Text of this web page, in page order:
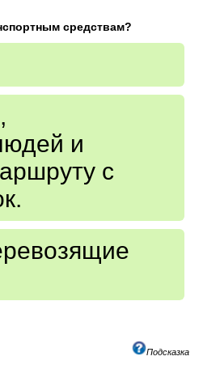
средствам?
и
с
Подсказка